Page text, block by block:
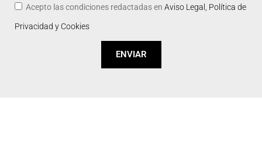
Acepto las condiciones redactadas en Aviso Legal, Política de
Privacidad y Cookies
ENVIAR